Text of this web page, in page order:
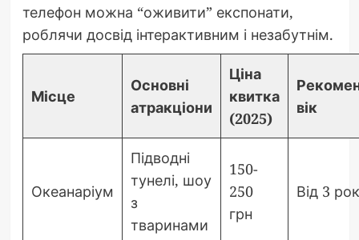
телефон можна “оживити” експонати,
роблячи досвід інтерактивним і незабутнім.
Місце
Основні
атракціони
Ціна
квитка
(2025)
вік
Океанаріум
Підводні
тунелі, шоу
з
тваринами
150-
250
грн
Від 3